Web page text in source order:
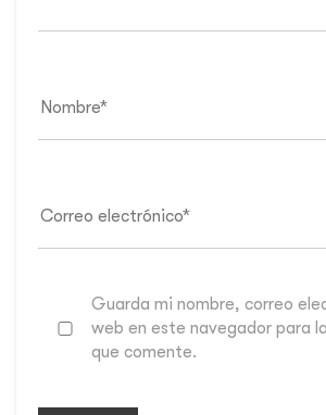
Guarda mi nombre, correo
web en este navegador para
que comente.